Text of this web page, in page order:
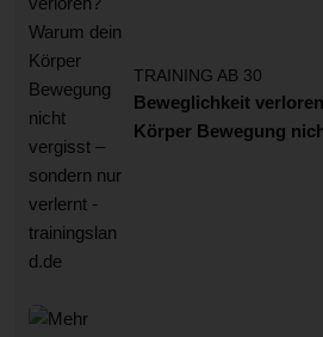
TRAINING AB 30
Beweglichkeit
Körper Bewegung